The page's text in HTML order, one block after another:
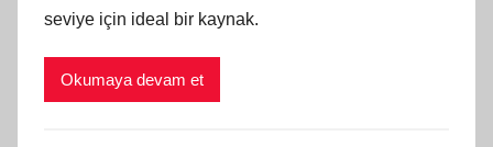
seviye için ideal bir kaynak.
Okumaya devam et